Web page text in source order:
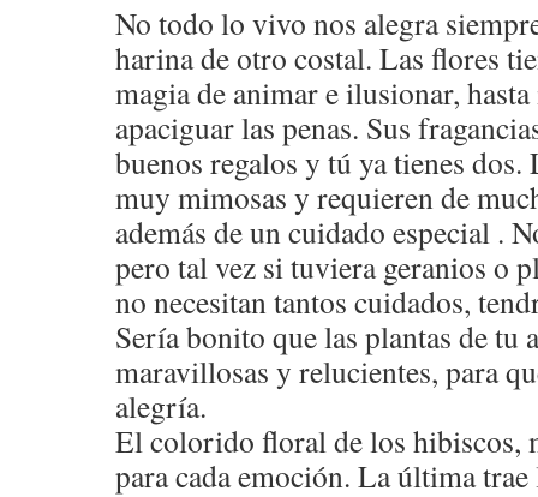
No todo lo vivo nos alegra
harina de otro costal. Las flores
magia de animar e ilusionar,
apaciguar las penas. Sus
buenos regalos y tú ya tienes dos.
muy mimosas y requieren de
además de un cuidado especial .
pero tal vez si tuviera geranios o
no necesitan tantos cuidados,
Sería bonito que las plantas de tu
maravillosas y relucientes, para
alegría.
El colorido floral de los hibiscos,
para cada emoción. La última